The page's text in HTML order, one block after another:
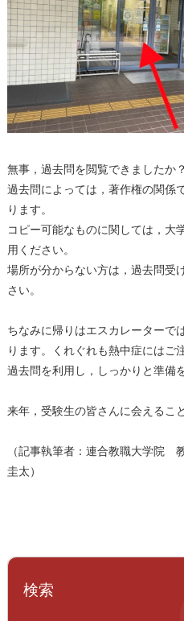
無事，過去問を閲覧できましたか？
過去問によっては，著作権の関係
ります。
コピー可能なものに関しては，大
用ください。
場所が分からない方は，過去問受
さい。
ちなみに帰りはエスカレーターで
ります。くれぐれも熱中症にはご
過去問を利用し，しっかりと準備
来年，受験生の皆さんに会えるこ
（記事執筆者：連合教職大学
圭太）
検索